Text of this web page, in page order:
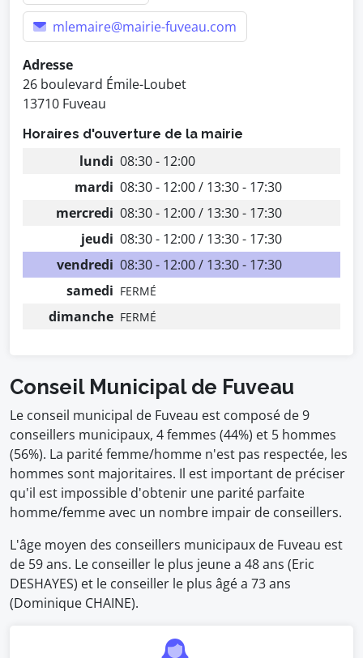
mlemaire@mairie-fuveau.com
Adresse
26 boulevard Émile-Loubet
13710 Fuveau
Horaires d'ouverture de la mairie
lundi 08:30 - 12:00
mardi 08:30 - 12:00 / 13:30 - 17:30
mercredi 08:30 - 12:00 / 13:30 - 17:30
jeudi 08:30 - 12:00 / 13:30 - 17:30
vendredi 08:30 - 12:00 / 13:30 - 17:30
samedi FERMÉ
dimanche FERMÉ
Conseil Municipal de Fuveau
Le conseil municipal de Fuveau est composé de 9
conseillers municipaux, 4 femmes (44%) et 5 hommes
(56%). La parité femme/homme n'est pas respectée, les
hommes sont majoritaires. Il est important de préciser
qu'il est impossible d'obtenir une parité parfaite
homme/femme avec un nombre impair de conseillers.
L'âge moyen des conseillers municipaux de Fuveau est
de 59 ans. Le conseiller le plus jeune a 48 ans (Eric
DESHAYES) et le conseiller le plus âgé a 73 ans
(Dominique CHAINE).